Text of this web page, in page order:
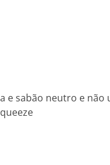
e sabão neutro e